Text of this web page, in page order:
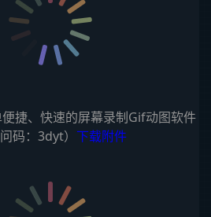
捷、快速的屏幕录制Gif动图软件
问码：3dyt） 下载附件